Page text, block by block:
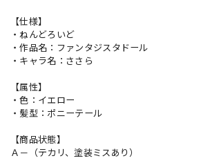
【仕様】
・ねんどろいど
・作品名：ファンタジスタドール
・キャラ名：ささら
【属性】
・色：イエロー
・髪型：ポニーテール
【商品状態】
Ａ－（テカリ、塗装ミスあり）